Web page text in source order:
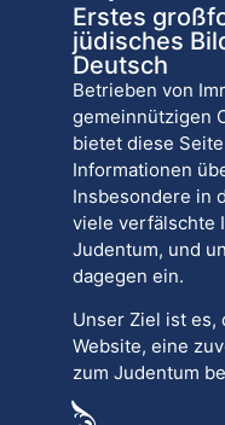
Erstes
jüdisches
Deutsch
Betrieben von
gemeinnützigen
bietet diese
Informationen
Insbesondere in
viele verfälschte
Judentum, und
dagegen ein.
Unser Ziel ist es,
Website, eine
zum Judentum